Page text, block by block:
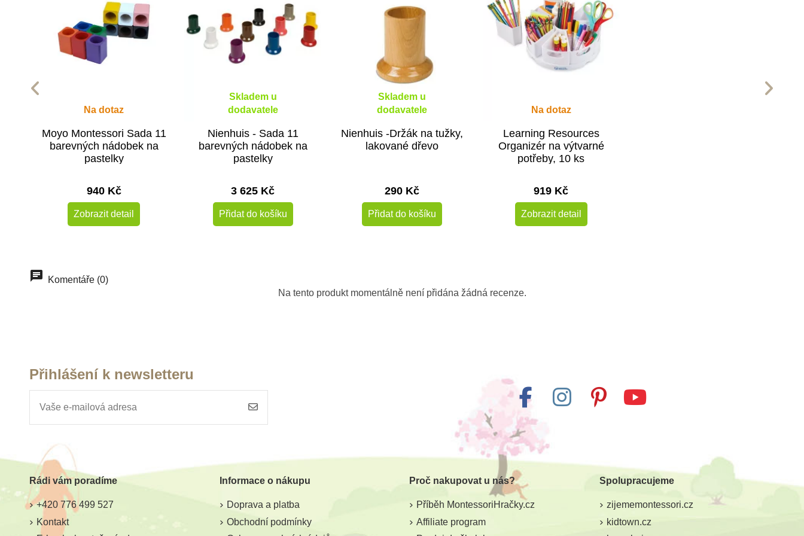
Na dotaz
Moyo Montessori Sada 11
barevných nádobek na
pastelky
940 Kč
Zobrazit detail
Skladem u
dodavatele
Nienhuis - Sada 11
barevných nádobek na
pastelky
3 625 Kč
Přidat do košíku
Skladem u
dodavatele
Nienhuis -Držák na tužky,
lakované dřevo
290 Kč
Přidat do košíku
Na dotaz
Learning Resources
Organizér na výtvarné
potřeby, 10 ks
919 Kč
Zobrazit detail
Komentáře (0)
Na tento produkt momentálně není přidána žádná recenze.
Přihlášení k newsletteru
Rádi vám poradíme
+420 776 499 527
Kontakt
Informace o nákupu
Doprava a platba
Obchodní podmínky
Proč nakupovat u nás?
Příběh MontessoriHračky.cz
Affiliate program
Spolupracujeme
zijememontessori.cz
kidtown.cz